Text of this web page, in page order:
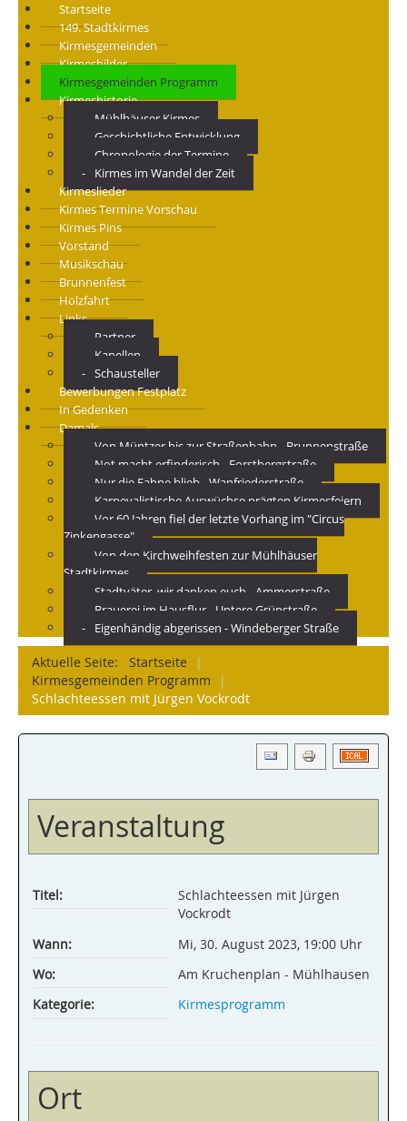
Startseite
149. Stadtkirmes
Kirmesgemeinden
Kirmesbilder
Kirmesgemeinden Programm
Kirmeshistorie
Mühlhäuser Kirmes
Geschichtliche Entwicklung
Chronologie der Termine
Kirmes im Wandel der Zeit
Kirmeslieder
Kirmes Termine Vorschau
Kirmes Pins
Vorstand
Musikschau
Brunnenfest
Holzfahrt
Links
Partner
Kapellen
Schausteller
Bewerbungen Festplatz
In Gedenken
Damals
Von Müntzer bis zur Straßenbahn - Brunnenstraße
Not macht erfinderisch - Forstbergstraße
Nur die Fahne blieb - Wanfriederstraße
Karnevalistische Auswüchse prägten Kirmesfeiern
Vor 60 Jahren fiel der letzte Vorhang im "Circus
Zinkengasse"
Von den Kirchweihfesten zur Mühlhäuser
Stadtkirmes
Stadtväter, wir danken euch - Ammerstraße
Brauerei im Hausflur - Untere Grünstraße
Eigenhändig abgerissen - Windeberger Straße
Aktuelle Seite: Startseite
|
Kirmesgemeinden Programm
|
Schlachteessen mit Jürgen Vockrodt
Veranstaltung
Titel:
Schlachteessen mit Jürgen
Vockrodt
Wann:
Mi, 30. August 2023, 19:00 Uhr
Wo:
Am Kruchenplan - Mühlhausen
Kategorie:
Kirmesprogramm
Ort